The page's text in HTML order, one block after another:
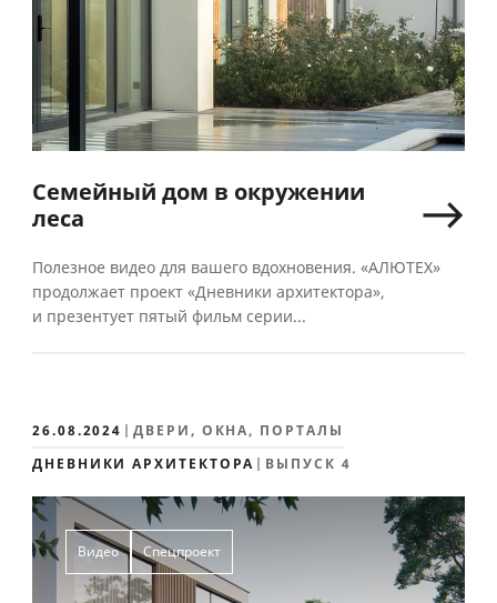
Семейный дом в окружении
леса
Полезное видео для вашего вдохновения. «АЛЮТЕХ»
продолжает проект «Дневники архитектора»,
и презентует пятый фильм серии...
26.08.2024
ДВЕРИ, ОКНА, ПОРТАЛЫ
ДНЕВНИКИ АРХИТЕКТОРА
ВЫПУСК 4
Видео Спецпроект